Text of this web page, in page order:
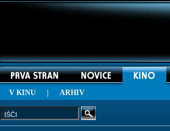
V KINU ARHIV